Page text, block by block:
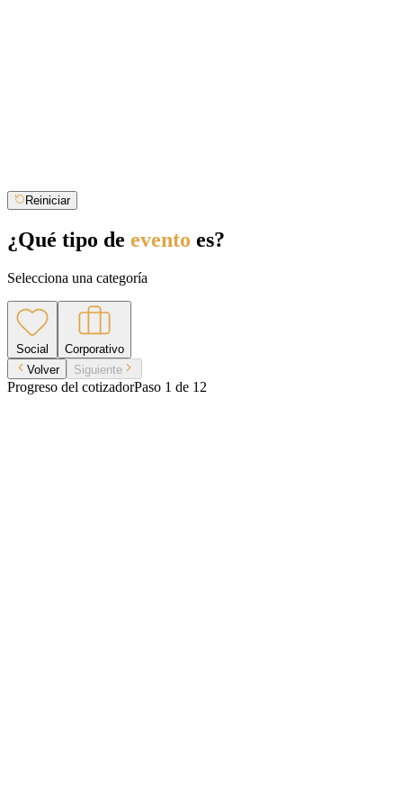
Reiniciar
¿Qué tipo de evento es?
Selecciona una categoría
Social
Corporativo
Volver
Siguiente
Progreso del cotizadorPaso 1 de 12